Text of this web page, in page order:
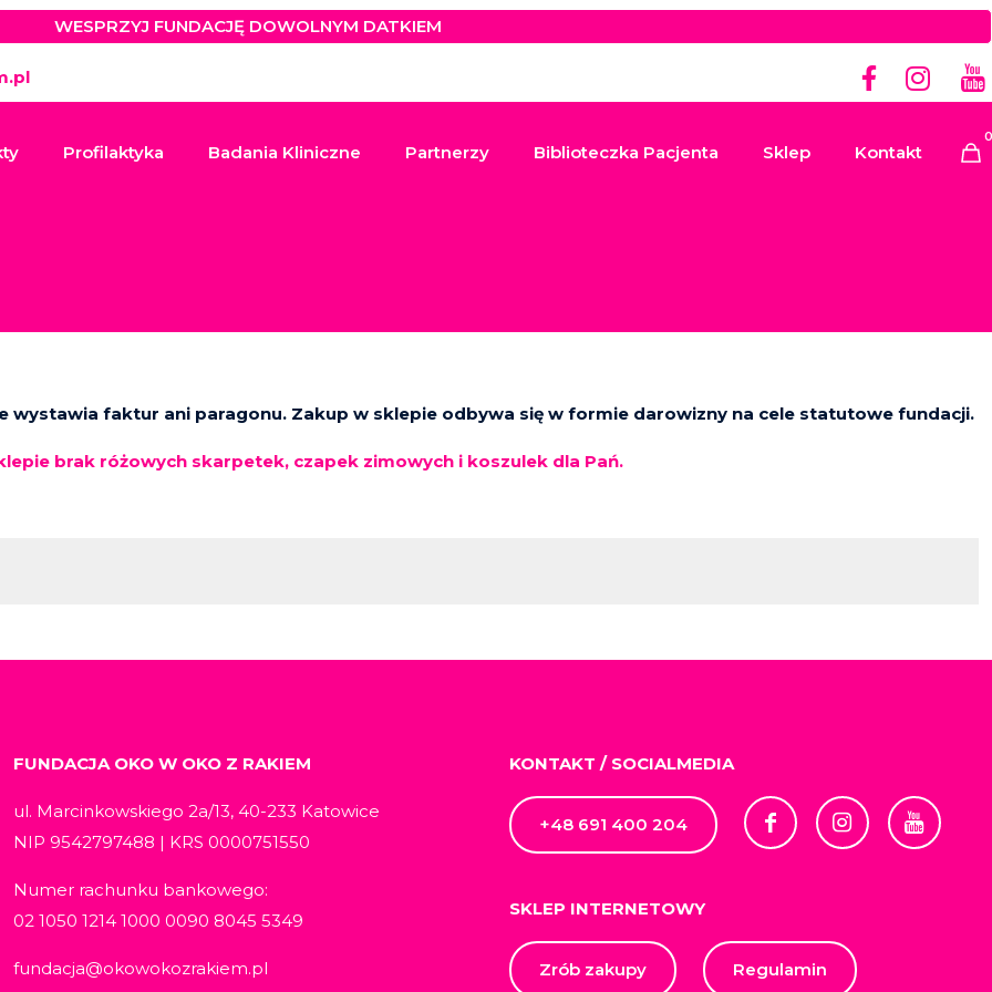
WESPRZYJ FUNDACJĘ DOWOLNYM DATKIEM
Profilaktyka Badania Kliniczne Partnerzy Biblioteczka Pacjenta Sklep Kontakt
0
wystawia faktur ani paragonu. Zakup w sklepie odbywa się w formie darowizny na cele statutowe fundacji.
brak różowych skarpetek, czapek zimowych i koszulek dla Pań.
FUNDACJA OKO W OKO Z RAKIEM
ul. Marcinkowskiego 2a/13, 40-233 Katowice
NIP 9542797488 | KRS 0000751550
Numer rachunku bankowego:
02 1050 1214 1000 0090 8045 5349
fundacja@okowokozrakiem.pl
KONTAKT / SOCIALMEDIA
+48 691 400 204
SKLEP INTERNETOWY
Zrób zakupy Regulamin